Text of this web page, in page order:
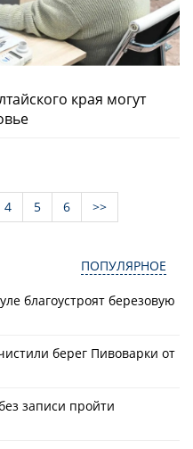
края могут
4 5 6 >>
ПОПУЛЯРНОЕ
благоустроят березовую
берег Пивоварки от
записи пройти